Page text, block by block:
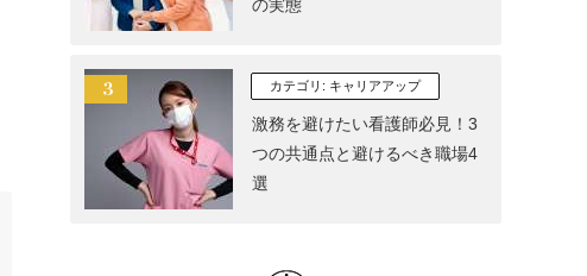
の実態
激務を避けたい看護師必見！3
つの共通点と避けるべき職場4
選
カテゴリ: キャリアアップ